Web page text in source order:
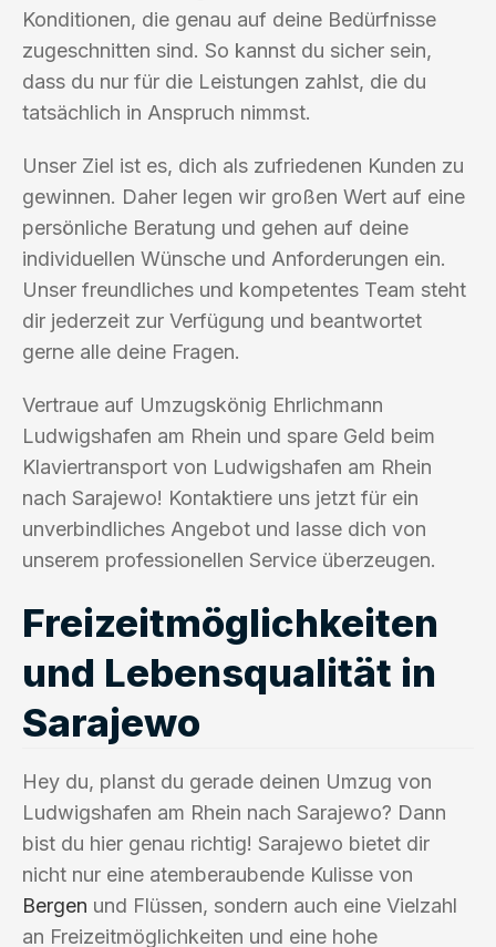
Konditionen, die genau auf deine Bedürfnisse
zugeschnitten sind. So kannst du sicher sein,
dass du nur für die Leistungen zahlst, die du
tatsächlich in Anspruch nimmst.
Unser Ziel ist es, dich als zufriedenen Kunden zu
gewinnen. Daher legen wir großen Wert auf eine
persönliche Beratung und gehen auf deine
individuellen Wünsche und Anforderungen ein.
Unser freundliches und kompetentes Team steht
dir jederzeit zur Verfügung und beantwortet
gerne alle deine Fragen.
Vertraue auf Umzugskönig Ehrlichmann
Ludwigshafen am Rhein und spare Geld beim
Klaviertransport von Ludwigshafen am Rhein
nach Sarajewo! Kontaktiere uns jetzt für ein
unverbindliches Angebot und lasse dich von
unserem professionellen Service überzeugen.
Freizeitmöglichkeiten
und Lebensqualität in
Sarajewo
Hey du, planst du gerade deinen Umzug von
Ludwigshafen am Rhein nach Sarajewo? Dann
bist du hier genau richtig! Sarajewo bietet dir
nicht nur eine atemberaubende Kulisse von
Bergen und Flüssen, sondern auch eine Vielzahl
an Freizeitmöglichkeiten und eine hohe